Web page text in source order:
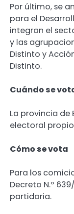
Por último, se
para el
integran el
y las
Distinto y
Distinto.
Cuándo se
La provincia de
electoral
Cómo se vota
Para los
Decreto N.º
partidaria.